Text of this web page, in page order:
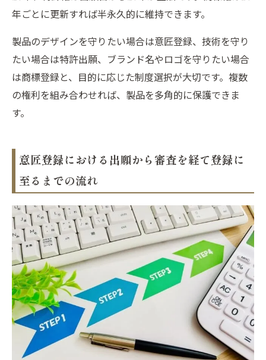
年ごとに更新すれば半永久的に維持できます。
製品のデザインを守りたい場合は意匠登録、技術を守り
たい場合は特許出願、ブランド名やロゴを守りたい場合
は商標登録と、目的に応じた制度選択が大切です。複数
の権利を組み合わせれば、製品を多角的に保護できま
す。
意匠登録における出願から審査を経て登録に
至るまでの流れ